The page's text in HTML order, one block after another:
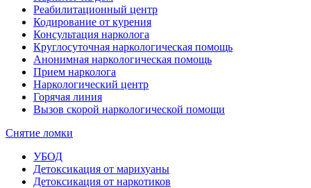
Реабилитационный центр
Кодирование от курения
Консультация нарколога
Круглосуточная наркологическая помощь
Анонимная наркологическая помощь
Прием нарколога
Наркологический центр
Горячая линия
Вызов скорой наркологической помощи
Снятие ломки
УБОД
Детоксикация от марихуаны
Детоксикация от наркотиков